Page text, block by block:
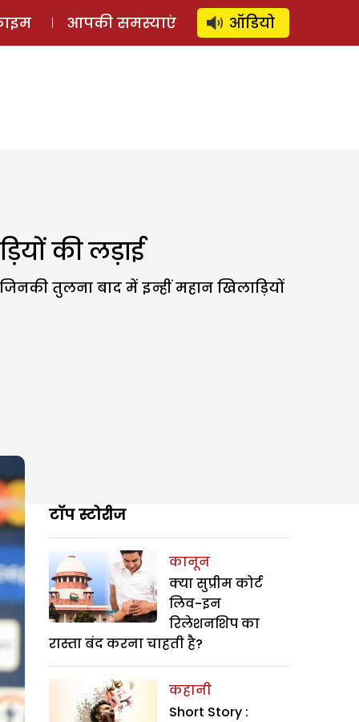
लॉग इन ⚲ SUBSCRIBE
आपकी समस्याएं ऑडियो
की लड़ाई
तुलना बाद में इन्हीं महान खिलाड़ियों
टॉप स्टोरीज
कानून
क्या सुप्रीम कोर्ट
लिव-इन
रिलेशनशिप का
रास्ता बंद करना चाहती है?
कहानी
Short Story :